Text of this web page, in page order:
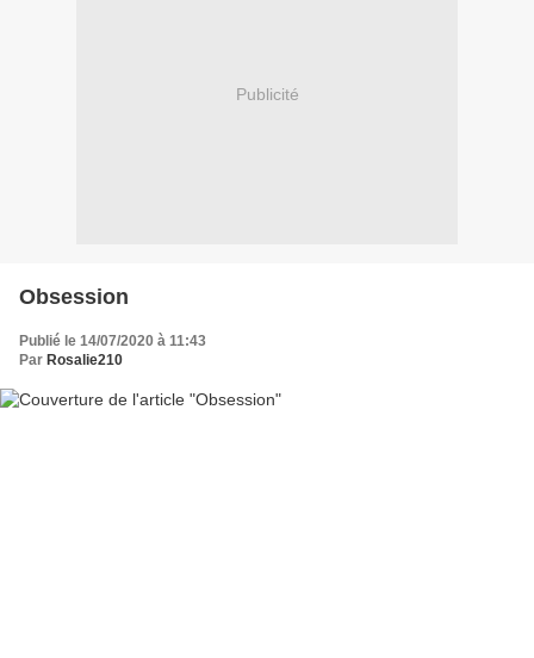
Publicité
Obsession
Publié le 14/07/2020 à 11:43
Par Rosalie210